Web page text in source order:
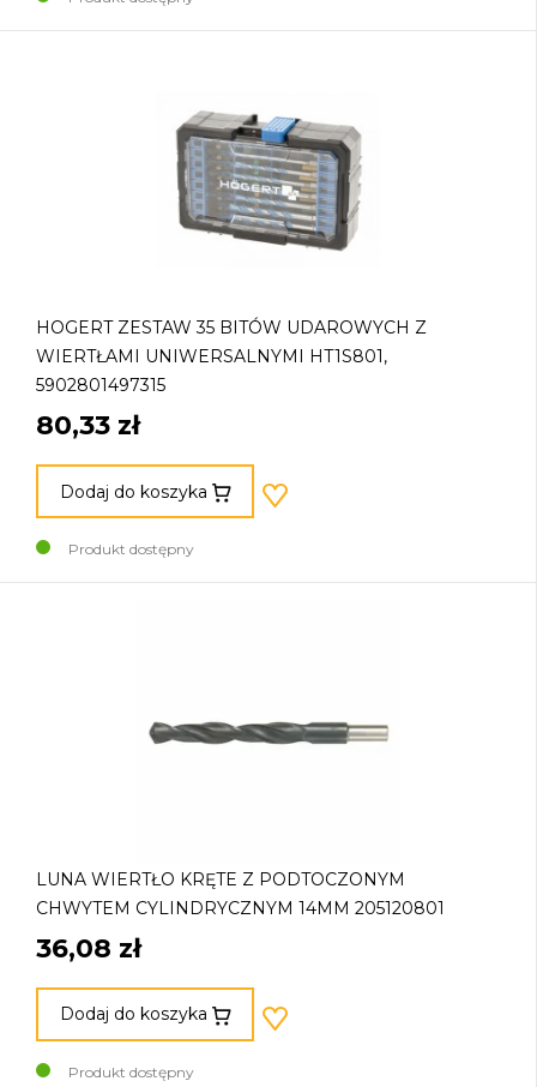
HOGERT ZESTAW 35 BITÓW UDAROWYCH Z
WIERTŁAMI UNIWERSALNYMI HT1S801,
5902801497315
80,33 zł
Dodaj do koszyka
Produkt dostępny
LUNA WIERTŁO KRĘTE Z PODTOCZONYM
CHWYTEM CYLINDRYCZNYM 14MM 205120801
36,08 zł
Dodaj do koszyka
Produkt dostępny